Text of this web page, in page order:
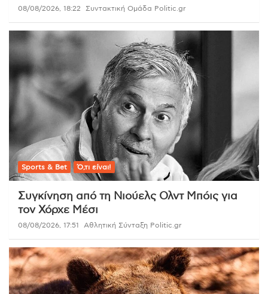
08/08/2026, 18:22 Συντακτική Ομάδα Politic.gr
Sports & Bet Ό,τι είναι!
Συγκίνηση από τη Νιούελς Ολντ Μπόις για
τον Χόρχε Μέσι
08/08/2026, 17:51 Αθλητική Σύνταξη Politic.gr